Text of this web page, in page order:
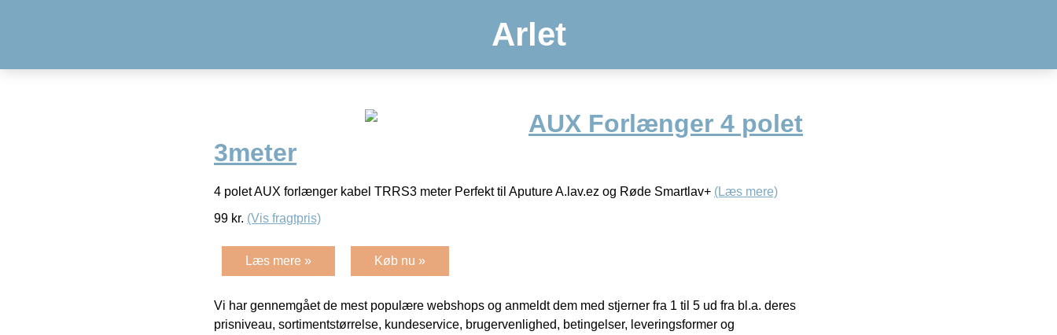
Arlet
AUX Forlænger 4 polet
3meter
4 polet AUX forlænger kabel TRRS3 meter Perfekt til Aputure A.lav.ez og Røde Smartlav+ (Læs mere)
99 kr. (Vis fragtpris)
Læs mere » Køb nu »
Vi har gennemgået de mest populære webshops og anmeldt dem med stjerner fra 1 til 5 ud fra bl.a. deres
prisniveau, sortimentstørrelse, kundeservice, brugervenlighed, betingelser, leveringsformer og